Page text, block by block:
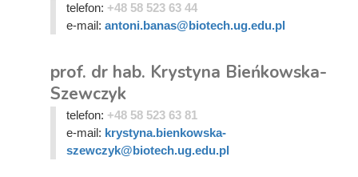
telefon: +48 58 523 63 44
e-mail: antoni.banas@biotech.ug.edu.pl
prof. dr hab. Krystyna Bieńkowska-
Szewczyk
telefon: +48 58 523 63 81
e-mail: krystyna.bienkowska-
szewczyk@biotech.ug.edu.pl